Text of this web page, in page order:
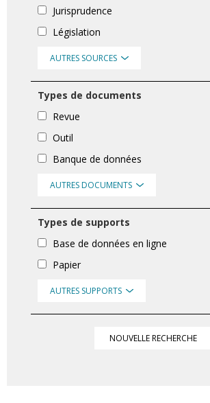
Jurisprudence
Législation
AUTRES SOURCES
Types de documents
Revue
Outil
Banque de données
AUTRES DOCUMENTS
Types de supports
Base de données en ligne
Papier
AUTRES SUPPORTS
NOUVELLE RECHERCHE